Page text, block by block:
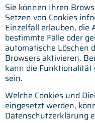
Sie können Ihren
Setzen von Cookies
Einzelfall erlauben, die
bestimmte Fälle oder
automatische Löschen
Browsers aktivieren.
kann die Funktionalität
sein.
Welche Cookies und
eingesetzt werden,
Datenschutzerklärung